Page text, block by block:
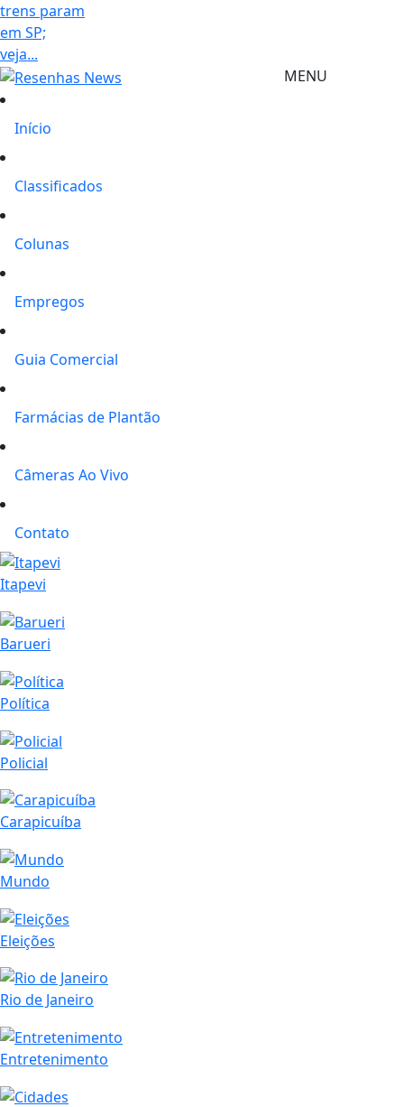
trens param
em SP;
veja...
MENU
Início
Classificados
Colunas
Empregos
Guia Comercial
Farmácias de Plantão
Câmeras Ao Vivo
Contato
Itapevi
Barueri
Política
Policial
Carapicuíba
Mundo
Eleições
Rio de Janeiro
Entretenimento